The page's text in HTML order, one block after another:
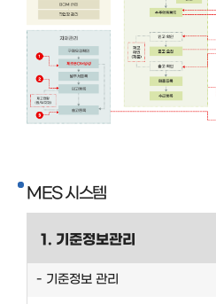
MES 시스템
1. 기준정보관리
기준정보 관리